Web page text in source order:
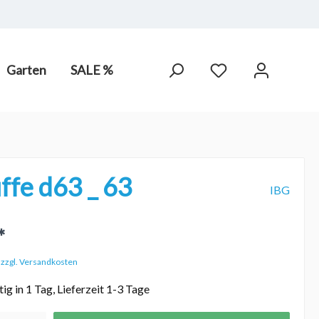
Garten SALE %
d63 _ 63 IBG
Versandkosten
in 1 Tag, Lieferzeit 1-3 Tage